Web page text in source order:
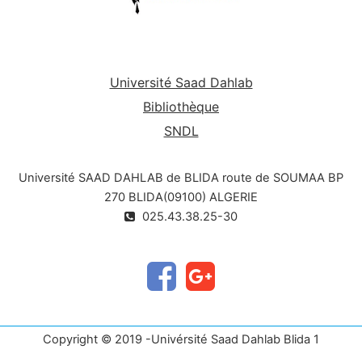
Université Saad Dahlab
Bibliothèque
SNDL
Université SAAD DAHLAB de BLIDA route de SOUMAA BP
270 BLIDA(09100) ALGERIE
025.43.38.25-30
Copyright © 2019 -Univérsité Saad Dahlab Blida 1